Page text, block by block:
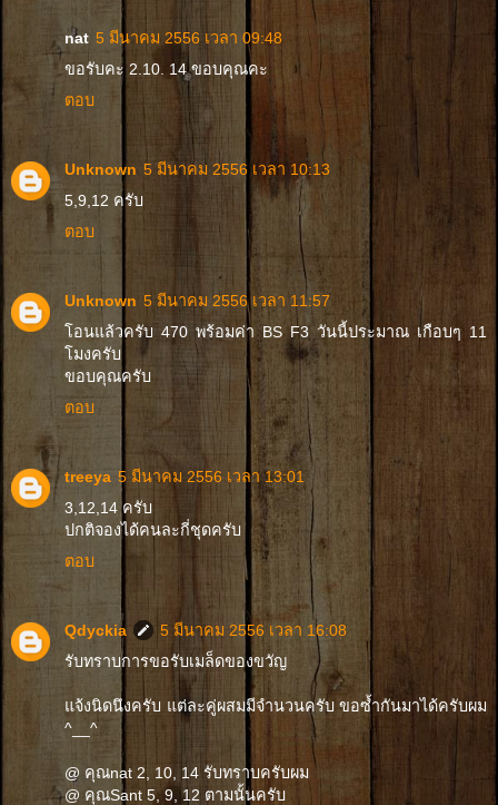
nat 5 มีนาคม 2556 เวลา 09:48
ขอรับคะ 2.10. 14 ขอบคุณคะ
ตอบ
Unknown 5 มีนาคม 2556 เวลา 10:13
5,9,12 ครับ
ตอบ
Unknown 5 มีนาคม 2556 เวลา 11:57
โอนแล้วครับ 470 พร้อมค่า BS F3 วันนี้ประมาณ เกือบๆ 11
โมงครับ
ขอบคุณครับ
ตอบ
treeya 5 มีนาคม 2556 เวลา 13:01
3,12,14 ครับ
ปกติจองได้คนละกี่ชุดครับ
ตอบ
Qdyckia
5 มีนาคม 2556 เวลา 16:08
รับทราบการขอรับเมล็ดของขวัญ
แจ้งนิดนึงครับ แต่ละคู่ผสมมีจำนวนครับ ขอซ้ำกันมาได้ครับผม
^__^
@ คุณnat 2, 10, 14 รับทราบครับผม
@ คุณSant 5, 9, 12 ตามนั้นครับ